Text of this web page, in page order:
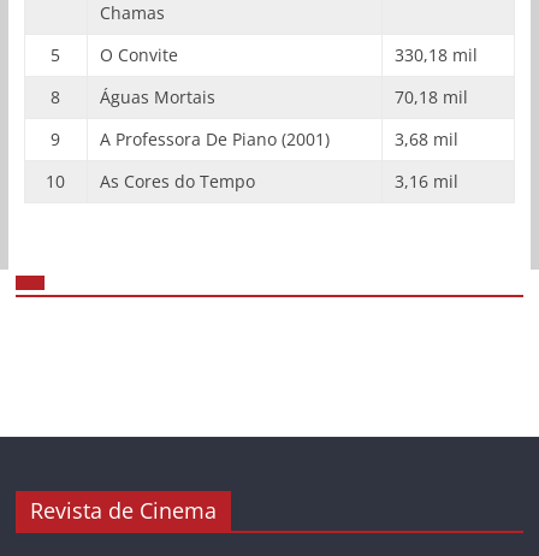
Chamas
5 O Convite
330,18 mil
8
Águas Mortais
70,18 mil
9
A Professora De Piano (2001)
3,68 mil
10
As Cores do Tempo 3,16 mil
Revista de Cinema